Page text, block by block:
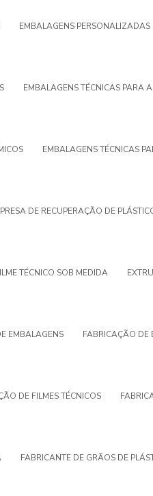
EMBALAGENS PERSONALIZADAS
EMBALAGENS TÉCNICAS PARA
EMBALAGENS TÉCNICAS
DE RECUPERAÇÃO DE
TÉCNICO SOB MEDIDA
EMBALAGENS FABRICAÇÃO DE
DE FILMES TÉCNICOS
FABRICANTE DE GRÃOS DE